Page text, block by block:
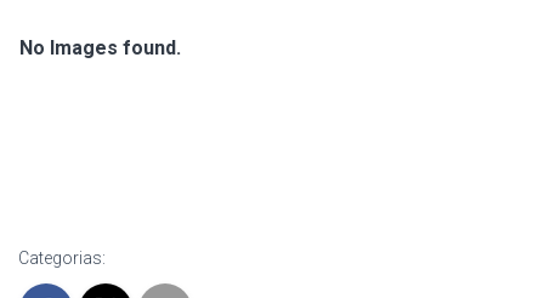
No Images found.
Categorias: